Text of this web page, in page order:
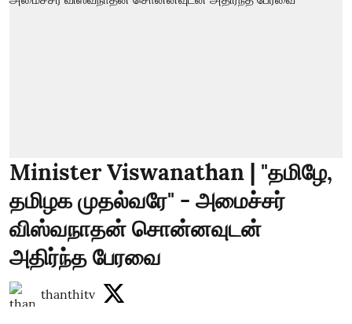
Minister Viswanathan | "தமிழே,
தமிழக முதல்வரே" - அமைச்சர்
விஸ்வநாதன் சொன்னவுடன்
அதிர்ந்த பேரவை
thanthitv